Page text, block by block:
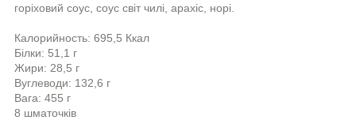
горіховий соус, соус світ чилі, арахіс, норі.
Калорийность: 695,5 Ккал
Білки: 51,1 г
Жири: 28,5 г
Вуглеводи: 132,6 г
Вага: 455 г
8 шматочків